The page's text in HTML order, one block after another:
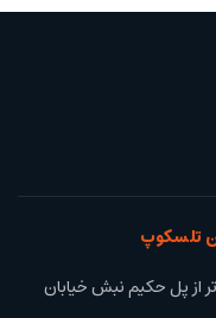
تلسکوپ
از پل حکیم نبش خیابان